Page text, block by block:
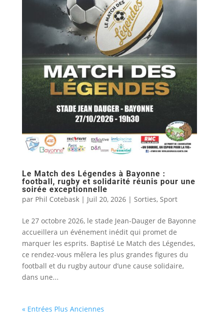
Le Match des Légendes à Bayonne :
football, rugby et solidarité réunis pour une
soirée exceptionnelle
par Phil Cotebask| Juil 20, 2026| Sorties, Sport
Le 27 octobre 2026, le stade Jean-Dauger de Bayonne
accueillera un événement inédit qui promet de
marquer les esprits. Baptisé Le Match des Légendes,
ce rendez-vous mêlera les plus grandes figures du
football et du rugby autour d’une cause solidaire,
dans une...
« Entrées Plus Anciennes